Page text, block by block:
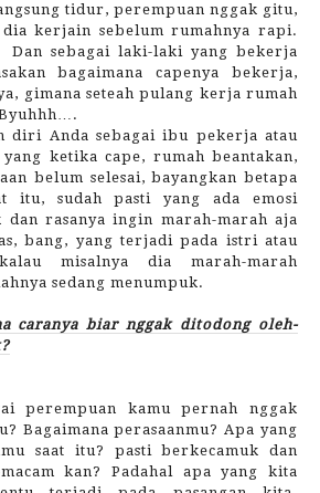
tidur, perempuan nggak gitu,
kerjain sebelum rumahnya rapi.
Dan sebagai laki-laki yang bekerja
bagaimana capenya bekerja,
gimana seteah pulang kerja rumah
diri Anda sebagai ibu pekerja atau
ketika cape, rumah beantakan,
belum selesai, bayangkan betapa
itu, sudah pasti yang ada emosi
dan rasanya ingin marah-marah aja
bang, yang terjadi pada istri atau
misalnya dia marah-marah
sedang menumpuk.
caranya biar nggak ditodong oleh-
perempuan kamu pernah nggak
Bagaimana perasaanmu? Apa yang
saat itu? pasti berkecamuk dan
kan? Padahal apa yang kita